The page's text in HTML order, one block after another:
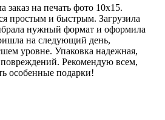
заказ на печать фото 10х15.
простым и быстрым. Загрузила
нужный формат и оформила
на следующий день,
уровне. Упаковка надежная,
Рекомендую всем,
особенные подарки!